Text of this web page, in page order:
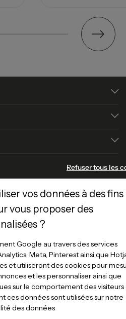
Refuser tous les
vos données à des fins
vous proposer des
?
Google au travers des services
Meta, Pinterest ainsi que
et utiliseront des cookies pour
et les personnaliser ainsi que
sur le comportement des visiteurs
ces données sont utilisées sur notre
des données